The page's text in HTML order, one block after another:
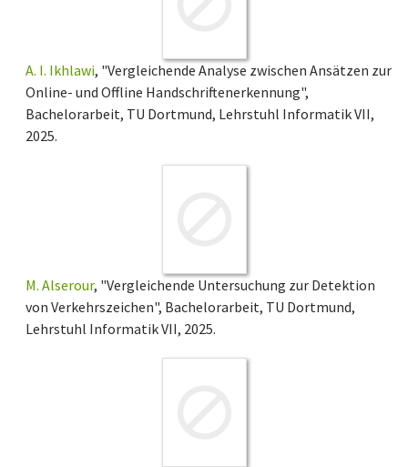
A. I. Ikhlawi, "Vergleichende Analyse zwischen Ansätzen zur
Online- und Offline Handschriftenerkennung",
Bachelorarbeit, TU Dortmund, Lehrstuhl Informatik VII,
2025.
M. Alserour, "Vergleichende Untersuchung zur Detektion
von Verkehrszeichen", Bachelorarbeit, TU Dortmund,
Lehrstuhl Informatik VII, 2025.